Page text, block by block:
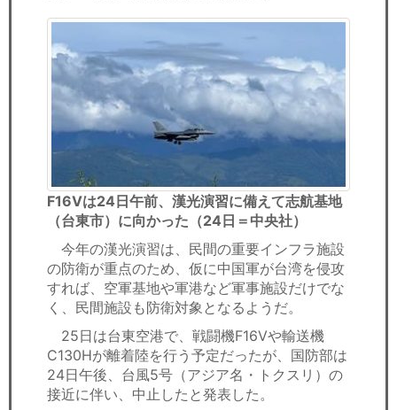
F16Vは24日午前、漢光演習に備えて志航基地
（台東市）に向かった（24日＝中央社）
今年の漢光演習は、民間の重要インフラ施設
の防衛が重点のため、仮に中国軍が台湾を侵攻
すれば、空軍基地や軍港など軍事施設だけでな
く、民間施設も防衛対象となるようだ。
25日は台東空港で、戦闘機F16Vや輸送機
C130Hが離着陸を行う予定だったが、国防部は
24日午後、台風5号（アジア名・トクスリ）の
接近に伴い、中止したと発表した。